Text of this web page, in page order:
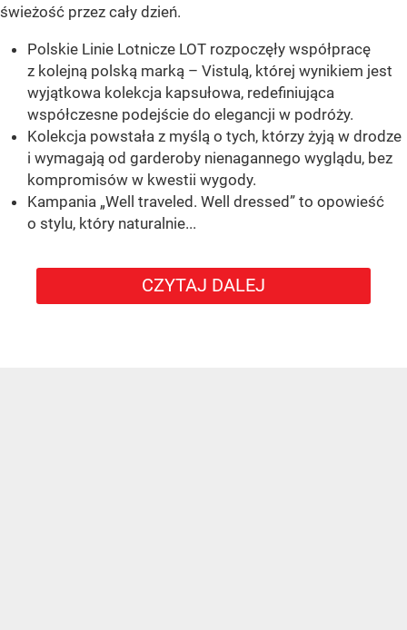
świeżość przez cały dzień.
Polskie Linie Lotnicze LOT rozpoczęły współpracę
z kolejną polską marką – Vistulą, której wynikiem jest
wyjątkowa kolekcja kapsułowa, redefiniująca
współczesne podejście do elegancji w podróży.
Kolekcja powstała z myślą o tych, którzy żyją w drodze
i wymagają od garderoby nienagannego wyglądu, bez
kompromisów w kwestii wygody.
Kampania „Well traveled. Well dressed” to opowieść
o stylu, który naturalnie...
CZYTAJ DALEJ